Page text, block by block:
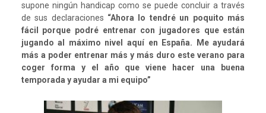
supone ningún handicap como se puede concluir a través
de sus declaraciones “Ahora lo tendré un poquito más
fácil porque podré entrenar con jugadores que están
jugando al máximo nivel aquí en España. Me ayudará
más a poder entrenar más y más duro este verano para
coger forma y el año que viene hacer una buena
temporada y ayudar a mi equipo”